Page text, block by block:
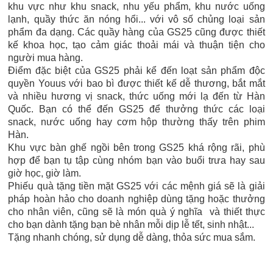
khu vực như khu snack, nhu yếu phẩm, khu nước uống
lạnh, quầy thức ăn nóng hổi... với vô số chủng loại sản
phẩm đa dạng. Các quầy hàng của GS25 cũng được thiết
kế khoa học, tạo cảm giác thoải mái và thuận tiện cho
người mua hàng.
Điểm đặc biệt của GS25 phải kể đến loạt sản phẩm độc
quyền Youus với bao bì được thiết kế dễ thương, bắt mắt
và nhiều hương vị snack, thức uống mới lạ đến từ Hàn
Quốc. Bạn có thể đến GS25 để thưởng thức các loại
snack, nước uống hay cơm hộp thường thấy trên phim
Hàn.
Khu vực bàn ghế ngồi bên trong GS25 khá rộng rãi, phù
hợp để bạn tụ tập cùng nhóm bạn vào buổi trưa hay sau
giờ học, giờ làm.
Phiếu quà tặng tiền mặt GS25 với các mệnh giá sẽ là giải
pháp hoàn hảo cho doanh nghiệp dùng tặng hoặc thưởng
cho nhân viên, cũng sẽ là món quà ý nghĩa và thiết thực
cho bạn dành tặng bạn bè nhân mỗi dịp lễ tết, sinh nhật...
Tặng nhanh chóng, sử dụng dễ dàng, thỏa sức mua sắm.​